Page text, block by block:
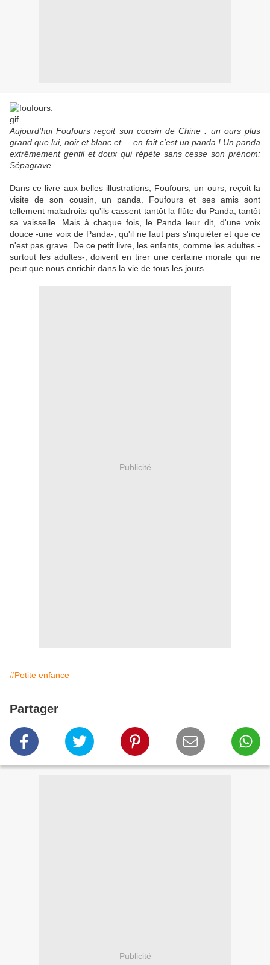
Aujourd'hui Foufours reçoit son cousin de Chine : un ours plus
grand que lui, noir et blanc et.... en fait c'est un panda ! Un panda
extrêmement gentil et doux qui répète sans cesse son prénom:
Sépagrave...
Dans ce livre aux belles illustrations, Foufours, un ours, reçoit la
visite de son cousin, un panda. Foufours et ses amis sont
tellement maladroits qu'ils cassent tantôt la flûte du Panda, tantôt
sa vaisselle. Mais à chaque fois, le Panda leur dit, d'une voix
douce -une voix de Panda-, qu'il ne faut pas s'inquiéter et que ce
n'est pas grave. De ce petit livre, les enfants, comme les adultes -
surtout les adultes-, doivent en tirer une certaine morale qui ne
peut que nous enrichir dans la vie de tous les jours.
Publicité
#Petite enfance
Partager
Publicité